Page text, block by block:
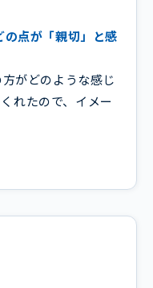
の点が「親切」と感
がどのような感じ
れたので、イメー